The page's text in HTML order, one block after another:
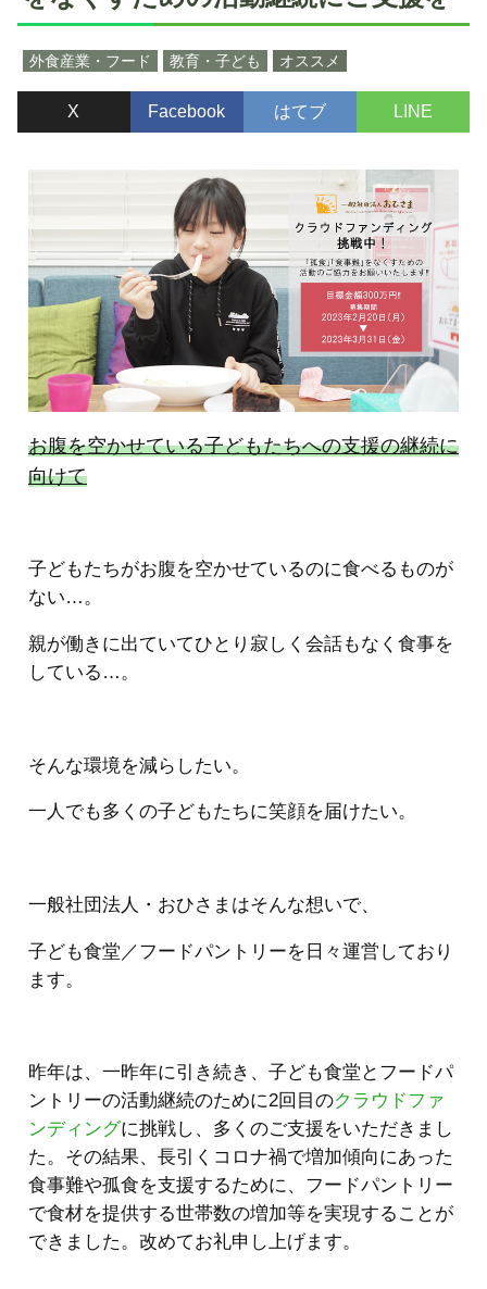
外食産業・フード 教育・子ども オススメ
X Facebook はてブ LINE
お腹を空かせている子どもたちへの支援の継続に
向けて
子どもたちがお腹を空かせているのに食べるものが
ない…。
親が働きに出ていてひとり寂しく会話もなく食事を
している…。
そんな環境を減らしたい。
一人でも多くの子どもたちに笑顔を届けたい。
一般社団法人・おひさまはそんな想いで、
子ども食堂／フードパントリーを日々運営しており
ます。
昨年は、一昨年に引き続き、子ども食堂とフードパ
ントリーの活動継続のために2回目のクラウドファ
ンディングに挑戦し、多くのご支援をいただきまし
た。その結果、長引くコロナ禍で増加傾向にあった
食事難や孤食を支援するために、フードパントリー
で食材を提供する世帯数の増加等を実現することが
できました。改めてお礼申し上げます。